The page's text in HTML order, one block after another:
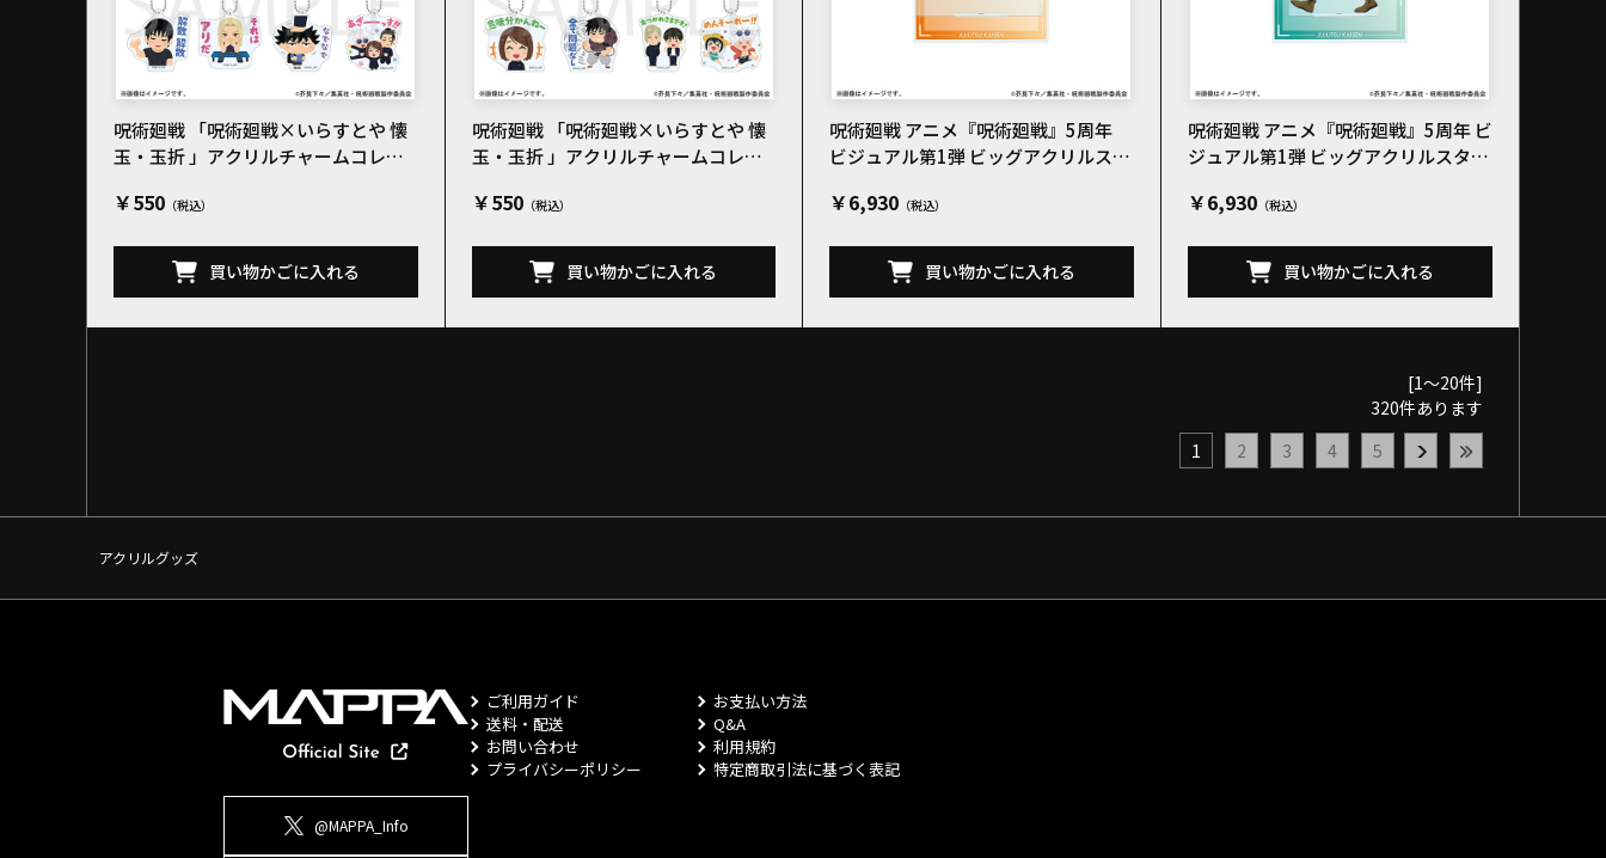
呪術廻戦 「呪術廻戦×いらすとや 懐
玉・玉折 」アクリルチャームコレク
￥550
買い物かごに入れる
呪術廻戦 「呪術廻戦×いらすとや 懐
玉・玉折 」アクリルチャームコレク
￥550
買い物かごに入れる
呪術廻戦 アニメ『呪術廻戦』5周年
ビジュアル第1弾 ビッグアクリルスタ
￥6,930
買い物かごに入れる
呪術廻戦 アニメ『呪術廻戦』5周年 ビ
ジュアル第1弾 ビッグアクリルスタン
￥6,930
買い物かごに入れる
[1～20件]
320件あります
1
2 3 4 5
アクリルグッズ
@MAPPA_Info
ご利用ガイド
お支払い方法
送料・配送
Q&A
お問い合わせ
利用規約
プライバシーポリシー
特定商取引法に基づく表記